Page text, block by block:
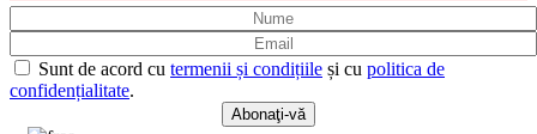
Sunt de acord cu termenii și condițiile și cu politica de
confidențialitate.